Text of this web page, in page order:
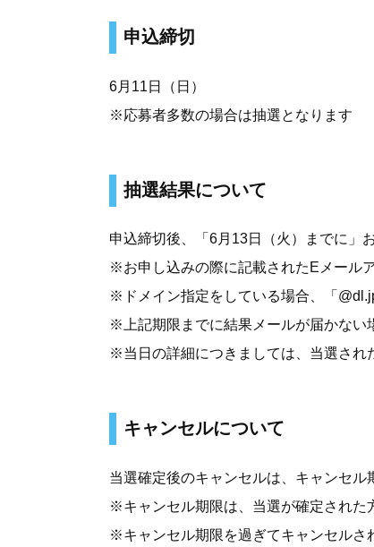
申込締切
6月11日（日）
※応募者多数の場合は抽選となります
抽選結果について
申込締切後、「6月13日（火）までに」
※お申し込みの際に記載されたEメール
※ドメイン指定をしている場合、「
※上記期限までに結果メールが届かない
※当日の詳細につきましては、当選され
キャンセルについて
当選確定後のキャンセルは、キャンセル
※キャンセル期限は、当選が確定された
※キャンセル期限を過ぎてキャンセルさ